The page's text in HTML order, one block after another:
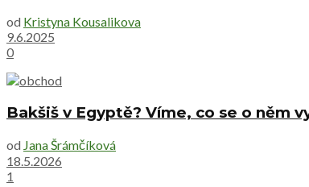
od Kristyna Kousalikova
9.6.2025
0
Bakšiš v Egyptě? Víme, co se o něm
od Jana Šrámčíková
18.5.2026
1